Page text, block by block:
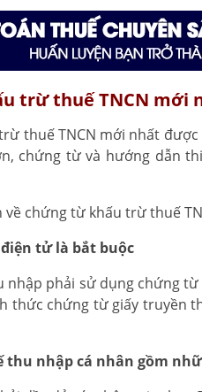
trừ thuế TNCN mới
thuế TNCN mới nhất
chứng từ và hướng dẫn
chứng từ khấu trừ thuế
tử là bắt buộc
phải sử dụng chứng
thức chứng từ giấy truyền
nhập cá nhân gồm